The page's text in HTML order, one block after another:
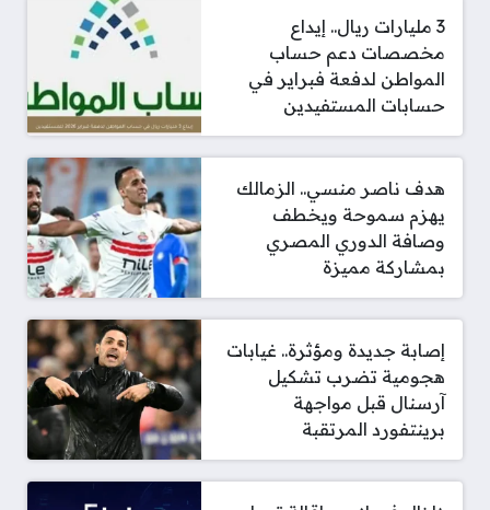
3 مليارات ريال.. إيداع
مخصصات دعم حساب
المواطن لدفعة فبراير في
حسابات المستفيدين
هدف ناصر منسي.. الزمالك
يهزم سموحة ويخطف
وصافة الدوري المصري
بمشاركة مميزة
إصابة جديدة ومؤثرة.. غيابات
هجومية تضرب تشكيل
آرسنال قبل مواجهة
برينتفورد المرتقبة